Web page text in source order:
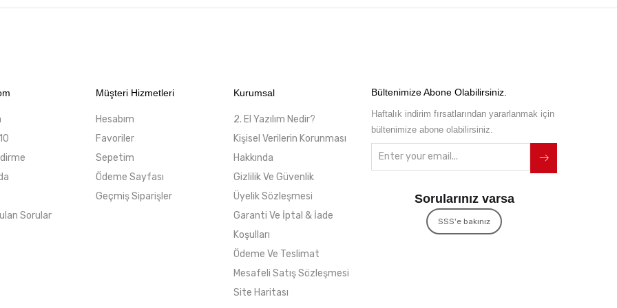
Sorular
Müşteri Hizmetleri
Hesabım
Favoriler
Sepetim
Ödeme Sayfası
Geçmiş Siparişler
Kurumsal
2. El Yazılım Nedir?
Kişisel Verilerin Korunması
Hakkında
Gizlilik Ve Güvenlik
Üyelik Sözleşmesi
Garanti Ve İptal & İade
Koşulları
Ödeme Ve Teslimat
Mesafeli Satış Sözleşmesi
Site Haritası
Bültenimize Abone Olabilirsiniz.
Haftalık indirim fırsatlarından yararlanmak için
bültenimize abone olabilirsiniz.
Sorularınız varsa
SSS'e bakınız